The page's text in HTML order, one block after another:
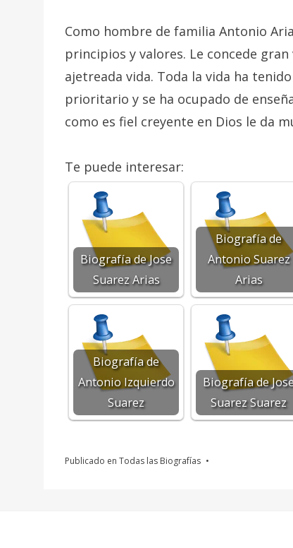
Como hombre de familia Antonio
principios y valores. Le concede
ajetreada vida. Toda la vida ha
prioritario y se ha ocupado de
como es fiel creyente en Dios le da
Te puede interesar:
Biografía de Jose
Suarez Arias
Biografía de
Antonio Suarez
Arias
Biografía de
Antonio Izquierdo
Suarez
Biografía de
Suarez Suarez
Publicado en Todas las Biografías